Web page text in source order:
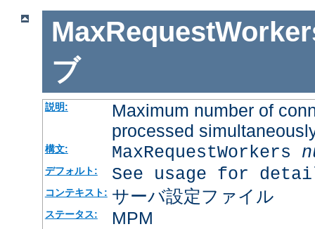
ブ
説明:
Maximum number of
processed
構文: MaxRequestWorkers
デフォルト: See usage for
コンテキスト: サーバ設定ファイル
ステータス: MPM